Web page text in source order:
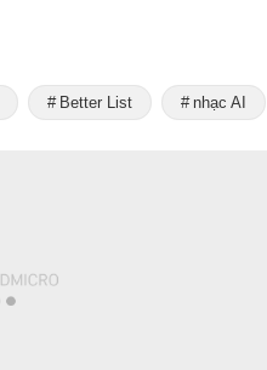
Better List nhạc AI